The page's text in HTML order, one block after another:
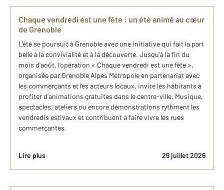
Chaque vendredi est une fête : un été animé au cœur
de Grenoble
L'été se poursuit à Grenoble avec une initiative qui fait la part
belle à la convivialité et à la découverte. Jusqu'à la fin du
mois d'août, l'opération « Chaque vendredi est une fête »,
organisée par Grenoble Alpes Métropole en partenariat avec
les commerçants et les acteurs locaux, invite les habitants à
profiter d'animations gratuites dans le centre-ville. Musique,
spectacles, ateliers ou encore démonstrations rythment les
vendredis estivaux et contribuent à faire vivre les rues
commerçantes.
Lire plus 29 juillet 2026